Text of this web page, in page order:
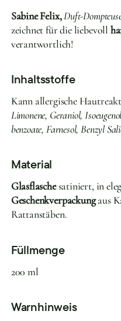
Sabine Felix,Duft-
zeichnet für die liebevoll
verantwortlich!
Inhaltsstoffe
Kann allergische
Limonene, Geraniol,
benzoate, Farnesol, Benzyl
Material
Glasflaschesatiniert, in
Geschenkverpackungaus
Rattanstäben.
Füllmenge
200 ml
Warnhinweis